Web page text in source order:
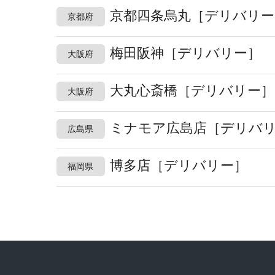
京都府 京都四条烏丸［デリバリー
大阪府 梅田阪神［デリバリー］
大阪府 大丸心斎橋［デリバリー］
広島県 ミナモア広島店［デリバリ
福岡県 博多店［デリバリー］